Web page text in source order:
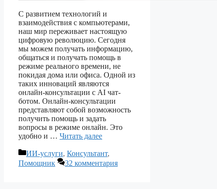
С развитием технологий и
взаимодействия с компьютерами,
наш мир переживает настоящую
цифровую революцию. Сегодня
мы можем получать информацию,
общаться и получать помощь в
режиме реального времени, не
покидая дома или офиса. Одной из
таких инноваций являются
онлайн-консультации с AI чат-
ботом. Онлайн-консультации
представляют собой возможность
получить помощь и задать
вопросы в режиме онлайн. Это
удобно и … Читать далее
Рубрики
ИИ-услуги, Консультант,
Помощник
32 комментария